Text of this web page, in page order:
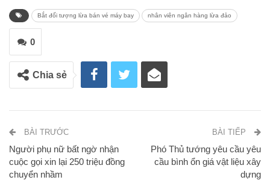
Bắt đối tượng lừa bán vé máy bay nhân viên ngân hàng lừa đảo
0
Chia sẻ
BÀI TRƯỚC
Người phụ nữ bất ngờ nhận
cuộc gọi xin lại 250 triệu đồng
chuyển nhầm
BÀI TIẾP
Phó Thủ tướng yêu cầu yêu
cầu bình ổn giá vật liệu xây
dựng